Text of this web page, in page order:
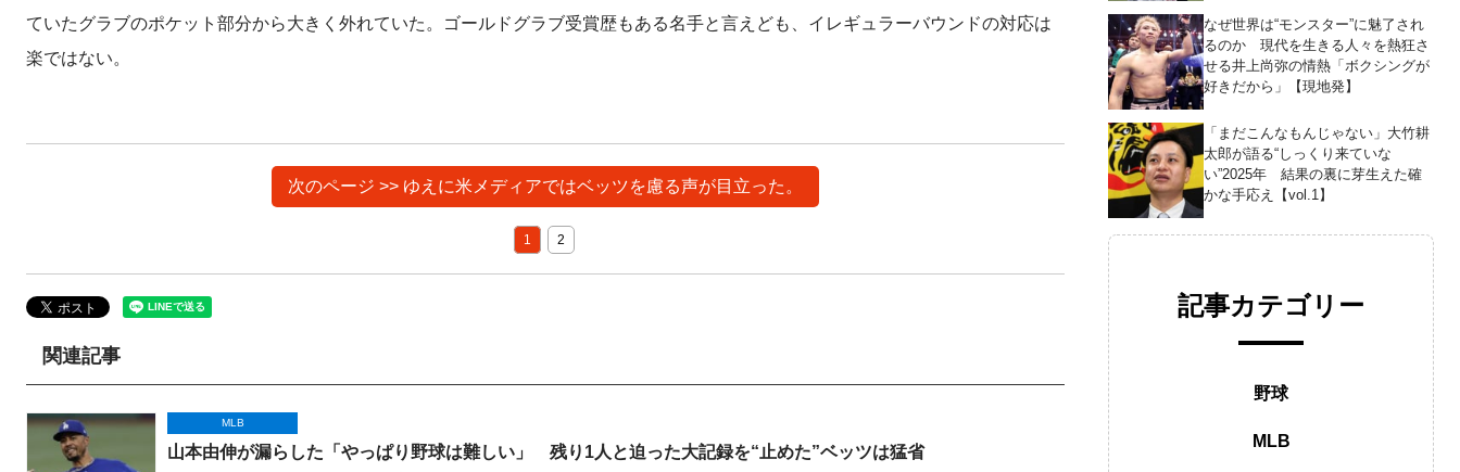
ていたグラブのポケット部分から大きく外れていた。ゴールドグラブ受賞歴もある名手と言えども、イレギュラーバウンドの対応は
楽ではない。
次のページ >> ゆえに米メディアではベッツを慮る声が目立った。
1 2
関連記事
MLB
山本由伸が漏らした「やっぱり野球は難しい」 残り1人と迫った大記録を“止めた”ベッツは猛省
なぜ世界は“モンスター”に魅了され
るのか 現代を生きる人々を熱狂さ
せる井上尚弥の情熱「ボクシングが
好きだから」【現地発】
「まだこんなもんじゃない」大竹耕
太郎が語る“しっくり来ていな
い”2025年 結果の裏に芽生えた確
かな手応え【vol.1】
記事カテゴリー
野球
MLB